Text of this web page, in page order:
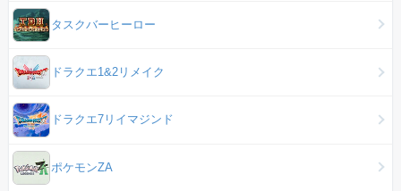
タスクバーヒーロー
ドラクエ1&2リメイク
ドラクエ7リイマジンド
ポケモンZA